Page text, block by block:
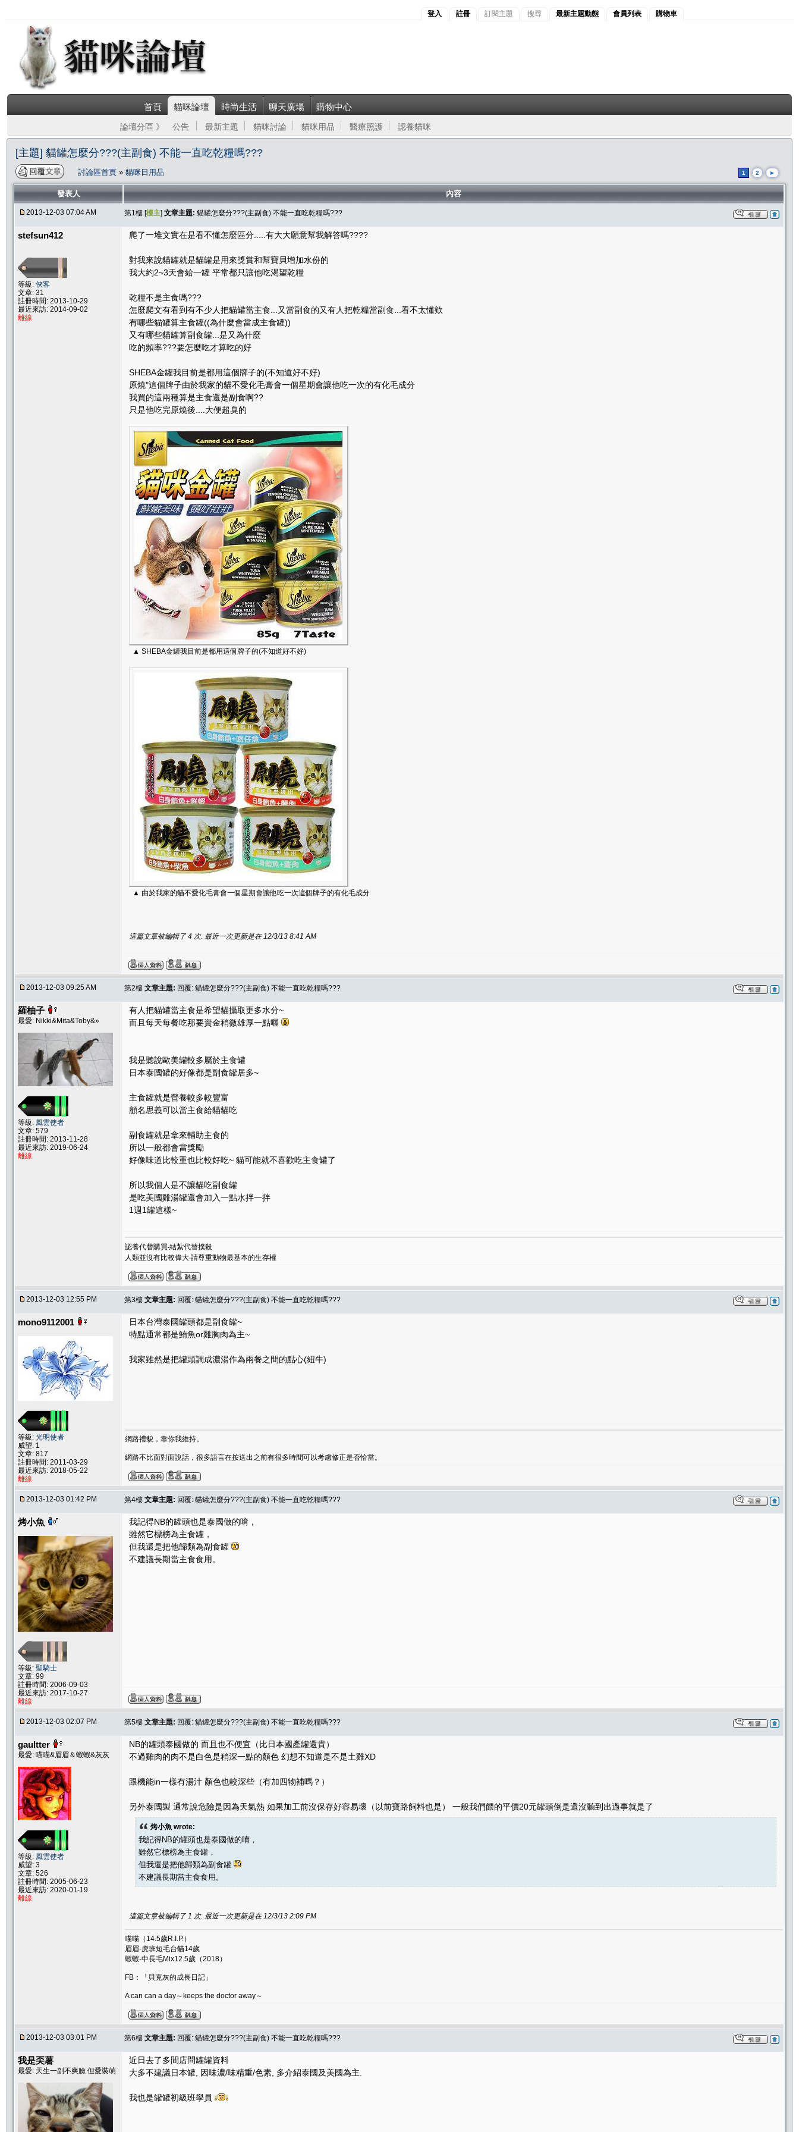
登入 註冊 訂閱主題 搜尋 最新主題動態 會員列表 購物車
首頁 貓咪論壇 時尚生活 聊天廣場 購物中心
論壇分區 》 公告 最新主題 貓咪討論 貓咪用品 醫療照護 認養貓咪
[主題] 貓罐怎麼分???(主副食) 不能一直吃乾糧嗎???
討論區首頁 » 貓咪日用品 1 2 ►
發表人 內容
2013-12-03 07:04 AM 第1樓 [樓主] 文章主題: 貓罐怎麼分???(主副食) 不能一直吃乾糧嗎???
stefsun412
等級: 俠客
文章: 31
註冊時間: 2013-10-29
最近來訪: 2014-09-02
離線
爬了一堆文實在是看不懂怎麼區分.....有大大願意幫我解答嗎????
對我來說貓罐就是貓罐是用來獎賞和幫寶貝增加水份的
我大約2~3天會給一罐 平常都只讓他吃渴望乾糧
乾糧不是主食嗎???
怎麼爬文有看到有不少人把貓罐當主食...又當副食的又有人把乾糧當副食...看不太懂欸
有哪些貓罐算主食罐((為什麼會當成主食罐))
又有哪些貓罐算副食罐...是又為什麼
吃的頻率???要怎麼吃才算吃的好
SHEBA金罐我目前是都用這個牌子的(不知道好不好)
原燒"這個牌子由於我家的貓不愛化毛膏會一個星期會讓他吃一次的有化毛成分
我買的這兩種算是主食還是副食啊??
只是他吃完原燒後....大便超臭的
▲ SHEBA金罐我目前是都用這個牌子的(不知道好不好)
▲ 由於我家的貓不愛化毛膏會一個星期會讓他吃一次這個牌子的有化毛成分
這篇文章被編輯了 4 次. 最近一次更新是在 12/3/13 8:41 AM
2013-12-03 09:25 AM 第2樓 文章主題: 回覆: 貓罐怎麼分???(主副食) 不能一直吃乾糧嗎???
羅柚子
最愛: Nikki&Mita&Toby&»
等級: 風雲使者
文章: 579
註冊時間: 2013-11-28
最近來訪: 2019-06-24
離線
有人把貓罐當主食是希望貓攝取更多水分~
而且每天每餐吃那要資金稍微雄厚一點喔
我是聽說歐美罐較多屬於主食罐
日本泰國罐的好像都是副食罐居多~
主食罐就是營養較多較豐富
顧名思義可以當主食給貓貓吃
副食罐就是拿來輔助主食的
所以一般都會當獎勵
好像味道比較重也比較好吃~ 貓可能就不喜歡吃主食罐了
所以我個人是不讓貓吃副食罐
是吃美國雞湯罐還會加入一點水拌一拌
1週1罐這樣~
認養代替購買‧結紮代替撲殺
人類並沒有比較偉大‧請尊重動物最基本的生存權
2013-12-03 12:55 PM 第3樓 文章主題: 回覆: 貓罐怎麼分???(主副食) 不能一直吃乾糧嗎???
mono9112001
等級: 光明使者
威望: 1
文章: 817
註冊時間: 2011-03-29
最近來訪: 2018-05-22
離線
日本台灣泰國罐頭都是副食罐~
特點通常都是鮪魚or雞胸肉為主~
我家雖然是把罐頭調成濃湯作為兩餐之間的點心(紐牛)
網路禮貌，靠你我維持。
網路不比面對面說話，很多語言在按送出之前有很多時間可以考慮修正是否恰當。
2013-12-03 01:42 PM 第4樓 文章主題: 回覆: 貓罐怎麼分???(主副食) 不能一直吃乾糧嗎???
烤小魚
等級: 聖騎士
文章: 99
註冊時間: 2006-09-03
最近來訪: 2017-10-27
離線
我記得NB的罐頭也是泰國做的唷，
雖然它標榜為主食罐，
但我還是把他歸類為副食罐
不建議長期當主食食用。
2013-12-03 02:07 PM 第5樓 文章主題: 回覆: 貓罐怎麼分???(主副食) 不能一直吃乾糧嗎???
gaultter
最愛: 喵喵&眉眉＆蝦蝦&灰灰
等級: 風雲使者
威望: 3
文章: 526
註冊時間: 2005-06-23
最近來訪: 2020-01-19
離線
NB的罐頭泰國做的 而且也不便宜（比日本國產罐還貴）
不過雞肉的肉不是白色是稍深一點的顏色 幻想不知道是不是土雞XD
跟機能in一樣有湯汁 顏色也較深些（有加四物補嗎？）
另外泰國製 通常說危險是因為天氣熱 如果加工前沒保存好容易壞（以前寶路飼料也是） 一般我們餵的平價20元罐頭倒是還沒聽到出過事就是了
烤小魚 wrote:
我記得NB的罐頭也是泰國做的唷，
雖然它標榜為主食罐，
但我還是把他歸類為副食罐
不建議長期當主食食用。
這篇文章被編輯了 1 次. 最近一次更新是在 12/3/13 2:09 PM
喵喵（14.5歲R.I.P.）
眉眉-虎班短毛台貓14歲
蝦蝦-中長毛Mix12.5歲（2018）
FB：「貝克灰的成長日記」
A can can a day～keeps the doctor away～
2013-12-03 03:01 PM 第6樓 文章主題: 回覆: 貓罐怎麼分???(主副食) 不能一直吃乾糧嗎???
我是奀薯
最愛: 天生一副不爽臉 但愛裝萌
近日去了多間店問罐罐資料
大多不建議日本罐, 因味濃/味精重/色素, 多介紹泰國及美國為主.
我也是罐罐初級班學員